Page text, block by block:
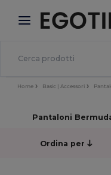
× App Egotier
Prezzi migliori
Home Basic | Accessori
Pantaloni
Ordina per